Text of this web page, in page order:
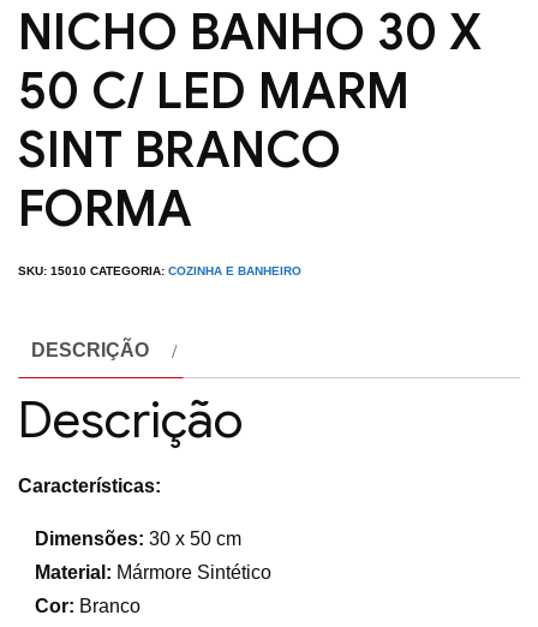
NICHO BANHO 30 X
50 C/ LED MARM
SINT BRANCO
FORMA
SKU: 15010 CATEGORIA: COZINHA E BANHEIRO
DESCRIÇÃO
Descrição
Características:
Dimensões: 30 x 50 cm
Material: Mármore Sintético
Cor: Branco